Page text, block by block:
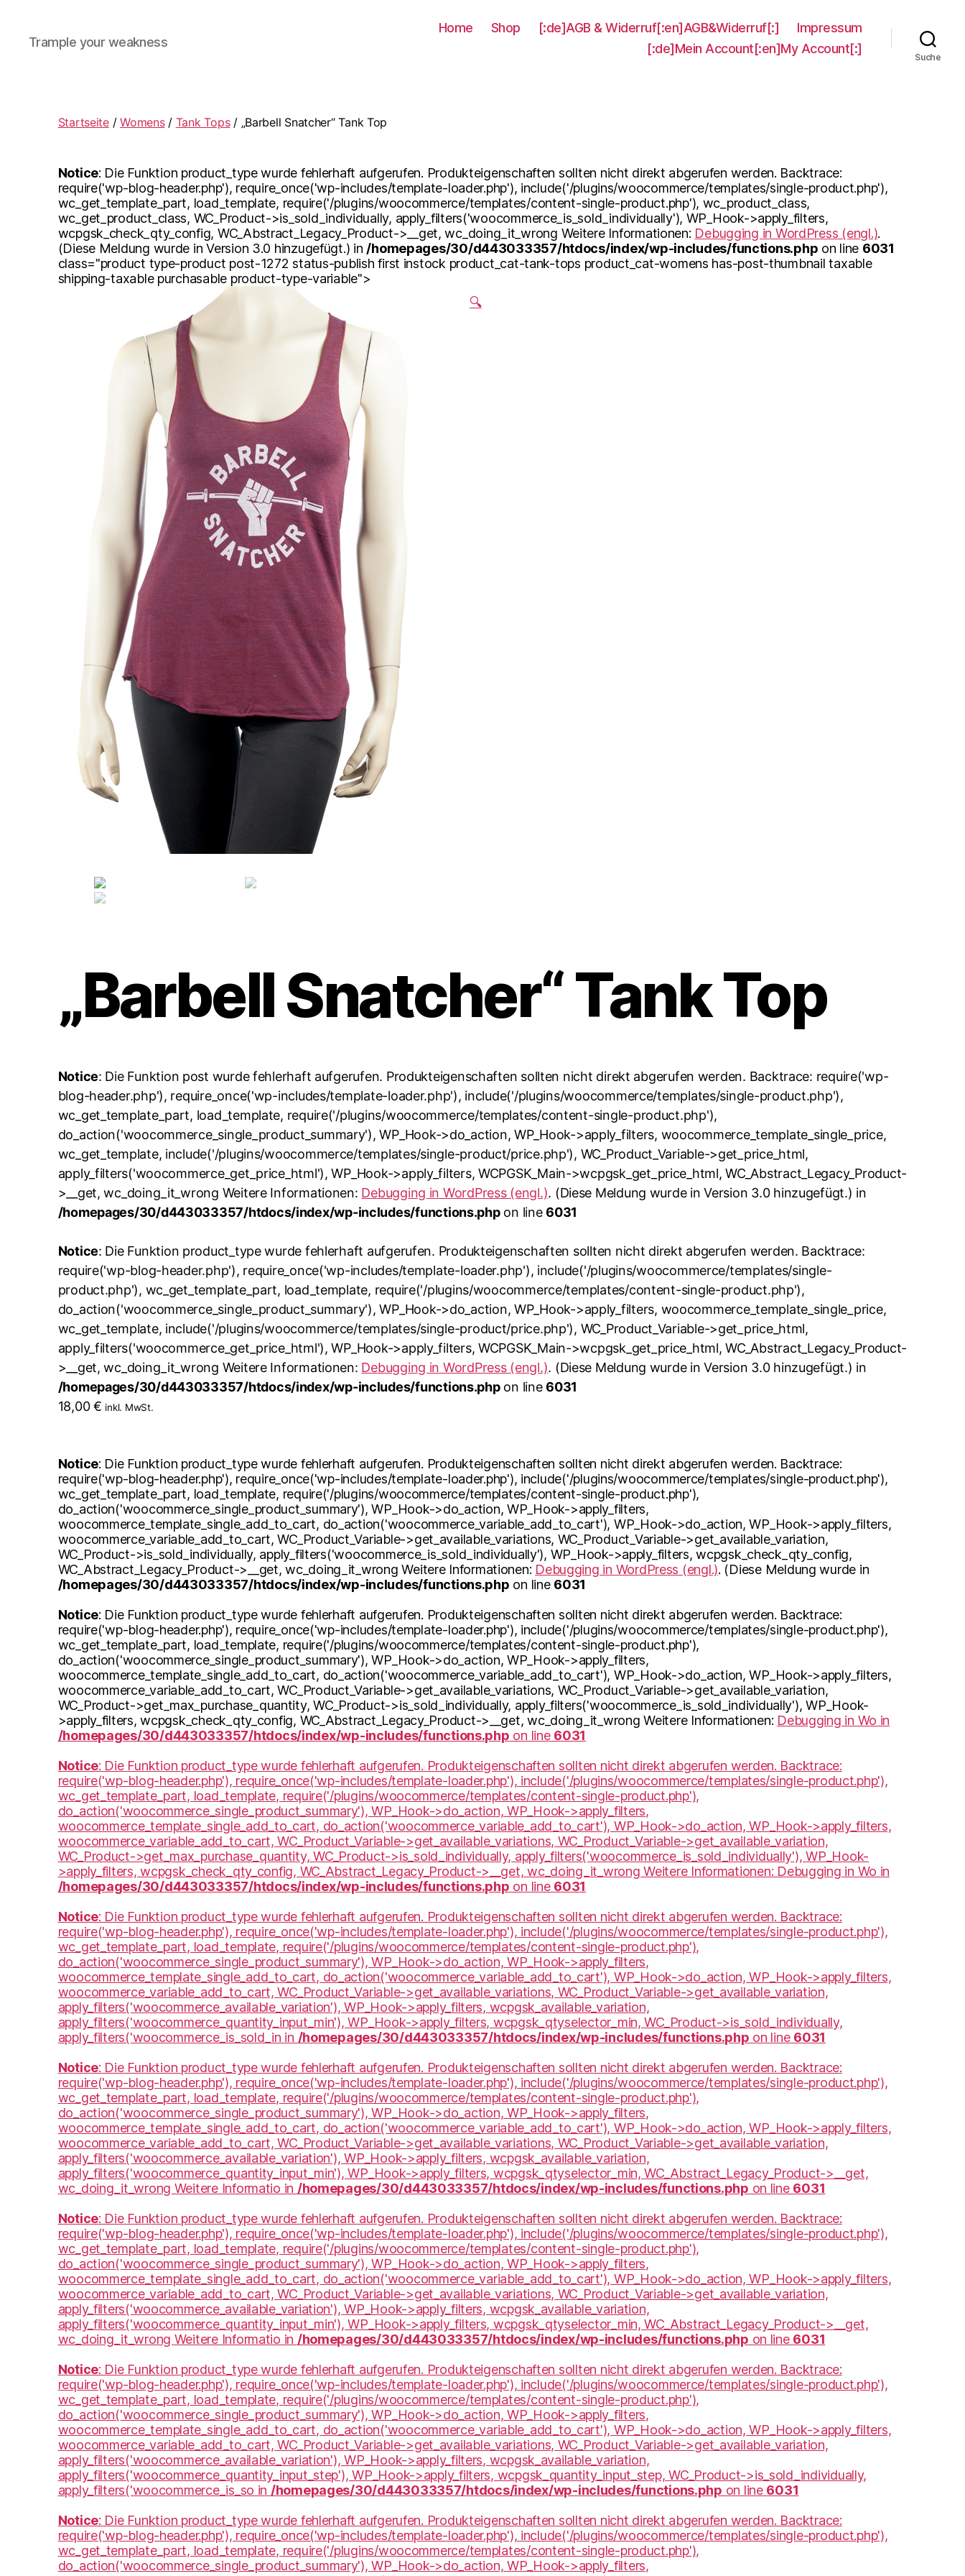
Mjolnir
Training
Trample your weakness
Home Shop [:de]AGB & Widerruf[:en]AGB&Widerruf[:]
Impressum
[:de]Mein Account[:en]My Account[:]
Suche
Startseite/Womens/ Tank Tops/ „Barbell Snatcher“ Tank Top
Notice: Die Funktion product_type wurde fehlerhaft aufgerufen. Produkteigenschaften sollten nicht direkt abgerufen werden. Backtrace:
require('wp-blog-header.php'), require_once('wp-includes/template-loader.php'), include('/plugins/woocommerce/templates/single-product.php'),
wc_get_template_part, load_template, require('/plugins/woocommerce/templates/content-single-product.php'), wc_product_class,
wc_get_product_class, WC_Product->is_sold_individually, apply_filters('woocommerce_is_sold_individually'), WP_Hook->apply_filters,
wcpgsk_check_qty_config, WC_Abstract_Legacy_Product->__get, wc_doing_it_wrong Weitere Informationen: Debugging in WordPress (engl.).
(Diese Meldung wurde in Version 3.0 hinzugefügt.) in /homepages/30/d443033357/htdocs/index/wp-includes/functions.php on line 6031
class="product type-product post-1272 status-publish first instock product_cat-tank-tops product_cat-womens has-post-thumbnail taxable
shipping-taxable purchasable product-type-variable">
🔍
„Barbell Snatcher“ Tank Top
Notice: Die Funktion post wurde fehlerhaft aufgerufen. Produkteigenschaften sollten nicht direkt abgerufen werden. Backtrace: require('wp-
blog-header.php'), require_once('wp-includes/template-loader.php'), include('/plugins/woocommerce/templates/single-product.php'),
wc_get_template_part, load_template, require('/plugins/woocommerce/templates/content-single-product.php'),
do_action('woocommerce_single_product_summary'), WP_Hook->do_action, WP_Hook->apply_filters, woocommerce_template_single_price,
wc_get_template, include('/plugins/woocommerce/templates/single-product/price.php'), WC_Product_Variable->get_price_html,
apply_filters('woocommerce_get_price_html'), WP_Hook->apply_filters, WCPGSK_Main->wcpgsk_get_price_html, WC_Abstract_Legacy_Product-
>__get, wc_doing_it_wrong Weitere Informationen: Debugging in WordPress (engl.). (Diese Meldung wurde in Version 3.0 hinzugefügt.) in
/homepages/30/d443033357/htdocs/index/wp-includes/functions.phpon line6031
Notice: Die Funktion product_type wurde fehlerhaft aufgerufen. Produkteigenschaften sollten nicht direkt abgerufen werden. Backtrace:
require('wp-blog-header.php'), require_once('wp-includes/template-loader.php'), include('/plugins/woocommerce/templates/single-
product.php'), wc_get_template_part, load_template, require('/plugins/woocommerce/templates/content-single-product.php'),
do_action('woocommerce_single_product_summary'), WP_Hook->do_action, WP_Hook->apply_filters, woocommerce_template_single_price,
wc_get_template, include('/plugins/woocommerce/templates/single-product/price.php'), WC_Product_Variable->get_price_html,
apply_filters('woocommerce_get_price_html'), WP_Hook->apply_filters, WCPGSK_Main->wcpgsk_get_price_html, WC_Abstract_Legacy_Product-
>__get, wc_doing_it_wrong Weitere Informationen: Debugging in WordPress (engl.). (Diese Meldung wurde in Version 3.0 hinzugefügt.) in
/homepages/30/d443033357/htdocs/index/wp-includes/functions.phpon line6031
18,00€ inkl. MwSt.
Notice: Die Funktion product_type wurde fehlerhaft aufgerufen. Produkteigenschaften sollten nicht direkt abgerufen werden. Backtrace:
require('wp-blog-header.php'), require_once('wp-includes/template-loader.php'), include('/plugins/woocommerce/templates/single-product.php'),
wc_get_template_part, load_template, require('/plugins/woocommerce/templates/content-single-product.php'),
do_action('woocommerce_single_product_summary'), WP_Hook->do_action, WP_Hook->apply_filters,
woocommerce_template_single_add_to_cart, do_action('woocommerce_variable_add_to_cart'), WP_Hook->do_action, WP_Hook->apply_filters,
woocommerce_variable_add_to_cart, WC_Product_Variable->get_available_variations, WC_Product_Variable->get_available_variation,
WC_Product->is_sold_individually, apply_filters('woocommerce_is_sold_individually'), WP_Hook->apply_filters, wcpgsk_check_qty_config,
WC_Abstract_Legacy_Product->__get, wc_doing_it_wrong Weitere Informationen: Debugging in WordPress (engl.). (Diese Meldung wurde in
/homepages/30/d443033357/htdocs/index/wp-includes/functions.php on line 6031
Notice: Die Funktion product_type wurde fehlerhaft aufgerufen. Produkteigenschaften sollten nicht direkt abgerufen werden. Backtrace:
require('wp-blog-header.php'), require_once('wp-includes/template-loader.php'), include('/plugins/woocommerce/templates/single-product.php'),
wc_get_template_part, load_template, require('/plugins/woocommerce/templates/content-single-product.php'),
do_action('woocommerce_single_product_summary'), WP_Hook->do_action, WP_Hook->apply_filters,
woocommerce_template_single_add_to_cart, do_action('woocommerce_variable_add_to_cart'), WP_Hook->do_action, WP_Hook->apply_filters,
woocommerce_variable_add_to_cart, WC_Product_Variable->get_available_variations, WC_Product_Variable->get_available_variation,
WC_Product->get_max_purchase_quantity, WC_Product->is_sold_individually, apply_filters('woocommerce_is_sold_individually'), WP_Hook-
>apply_filters, wcpgsk_check_qty_config, WC_Abstract_Legacy_Product->__get, wc_doing_it_wrong Weitere Informationen: Debugging in Wo in
/homepages/30/d443033357/htdocs/index/wp-includes/functions.php on line 6031
Notice: Die Funktion product_type wurde fehlerhaft aufgerufen. Produkteigenschaften sollten nicht direkt abgerufen werden. Backtrace:
require('wp-blog-header.php'), require_once('wp-includes/template-loader.php'), include('/plugins/woocommerce/templates/single-product.php'),
wc_get_template_part, load_template, require('/plugins/woocommerce/templates/content-single-product.php'),
do_action('woocommerce_single_product_summary'), WP_Hook->do_action, WP_Hook->apply_filters,
woocommerce_template_single_add_to_cart, do_action('woocommerce_variable_add_to_cart'), WP_Hook->do_action, WP_Hook->apply_filters,
woocommerce_variable_add_to_cart, WC_Product_Variable->get_available_variations, WC_Product_Variable->get_available_variation,
WC_Product->get_max_purchase_quantity, WC_Product->is_sold_individually, apply_filters('woocommerce_is_sold_individually'), WP_Hook-
>apply_filters, wcpgsk_check_qty_config, WC_Abstract_Legacy_Product->__get, wc_doing_it_wrong Weitere Informationen: Debugging in Wo in
/homepages/30/d443033357/htdocs/index/wp-includes/functions.php on line 6031
Notice: Die Funktion product_type wurde fehlerhaft aufgerufen. Produkteigenschaften sollten nicht direkt abgerufen werden. Backtrace:
require('wp-blog-header.php'), require_once('wp-includes/template-loader.php'), include('/plugins/woocommerce/templates/single-product.php'),
wc_get_template_part, load_template, require('/plugins/woocommerce/templates/content-single-product.php'),
do_action('woocommerce_single_product_summary'), WP_Hook->do_action, WP_Hook->apply_filters,
woocommerce_template_single_add_to_cart, do_action('woocommerce_variable_add_to_cart'), WP_Hook->do_action, WP_Hook->apply_filters,
woocommerce_variable_add_to_cart, WC_Product_Variable->get_available_variations, WC_Product_Variable->get_available_variation,
apply_filters('woocommerce_available_variation'), WP_Hook->apply_filters, wcpgsk_available_variation,
apply_filters('woocommerce_quantity_input_min'), WP_Hook->apply_filters, wcpgsk_qtyselector_min, WC_Product->is_sold_individually,
apply_filters('woocommerce_is_sold_in in /homepages/30/d443033357/htdocs/index/wp-includes/functions.php on line 6031
Notice: Die Funktion product_type wurde fehlerhaft aufgerufen. Produkteigenschaften sollten nicht direkt abgerufen werden. Backtrace:
require('wp-blog-header.php'), require_once('wp-includes/template-loader.php'), include('/plugins/woocommerce/templates/single-product.php'),
wc_get_template_part, load_template, require('/plugins/woocommerce/templates/content-single-product.php'),
do_action('woocommerce_single_product_summary'), WP_Hook->do_action, WP_Hook->apply_filters,
woocommerce_template_single_add_to_cart, do_action('woocommerce_variable_add_to_cart'), WP_Hook->do_action, WP_Hook->apply_filters,
woocommerce_variable_add_to_cart, WC_Product_Variable->get_available_variations, WC_Product_Variable->get_available_variation,
apply_filters('woocommerce_available_variation'), WP_Hook->apply_filters, wcpgsk_available_variation,
apply_filters('woocommerce_quantity_input_min'), WP_Hook->apply_filters, wcpgsk_qtyselector_min, WC_Abstract_Legacy_Product->__get,
wc_doing_it_wrong Weitere Informatio in /homepages/30/d443033357/htdocs/index/wp-includes/functions.php on line 6031
Notice: Die Funktion product_type wurde fehlerhaft aufgerufen. Produkteigenschaften sollten nicht direkt abgerufen werden. Backtrace:
require('wp-blog-header.php'), require_once('wp-includes/template-loader.php'), include('/plugins/woocommerce/templates/single-product.php'),
wc_get_template_part, load_template, require('/plugins/woocommerce/templates/content-single-product.php'),
do_action('woocommerce_single_product_summary'), WP_Hook->do_action, WP_Hook->apply_filters,
woocommerce_template_single_add_to_cart, do_action('woocommerce_variable_add_to_cart'), WP_Hook->do_action, WP_Hook->apply_filters,
woocommerce_variable_add_to_cart, WC_Product_Variable->get_available_variations, WC_Product_Variable->get_available_variation,
apply_filters('woocommerce_available_variation'), WP_Hook->apply_filters, wcpgsk_available_variation,
apply_filters('woocommerce_quantity_input_min'), WP_Hook->apply_filters, wcpgsk_qtyselector_min, WC_Abstract_Legacy_Product->__get,
wc_doing_it_wrong Weitere Informatio in /homepages/30/d443033357/htdocs/index/wp-includes/functions.php on line 6031
Notice: Die Funktion product_type wurde fehlerhaft aufgerufen. Produkteigenschaften sollten nicht direkt abgerufen werden. Backtrace:
require('wp-blog-header.php'), require_once('wp-includes/template-loader.php'), include('/plugins/woocommerce/templates/single-product.php'),
wc_get_template_part, load_template, require('/plugins/woocommerce/templates/content-single-product.php'),
do_action('woocommerce_single_product_summary'), WP_Hook->do_action, WP_Hook->apply_filters,
woocommerce_template_single_add_to_cart, do_action('woocommerce_variable_add_to_cart'), WP_Hook->do_action, WP_Hook->apply_filters,
woocommerce_variable_add_to_cart, WC_Product_Variable->get_available_variations, WC_Product_Variable->get_available_variation,
apply_filters('woocommerce_available_variation'), WP_Hook->apply_filters, wcpgsk_available_variation,
apply_filters('woocommerce_quantity_input_step'), WP_Hook->apply_filters, wcpgsk_quantity_input_step, WC_Product->is_sold_individually,
apply_filters('woocommerce_is_so in /homepages/30/d443033357/htdocs/index/wp-includes/functions.php on line 6031
Notice: Die Funktion product_type wurde fehlerhaft aufgerufen. Produkteigenschaften sollten nicht direkt abgerufen werden. Backtrace:
require('wp-blog-header.php'), require_once('wp-includes/template-loader.php'), include('/plugins/woocommerce/templates/single-product.php'),
wc_get_template_part, load_template, require('/plugins/woocommerce/templates/content-single-product.php'),
do_action('woocommerce_single_product_summary'), WP_Hook->do_action, WP_Hook->apply_filters,